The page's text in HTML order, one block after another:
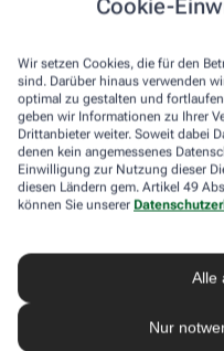
Cookie-
Wir setzen Cookies, die für den
sind. Darüber hinaus verwenden
optimal zu gestalten und
geben wir Informationen zu Ihrer
Drittanbieter weiter. Soweit dabei
denen kein angemessenes
Einwilligung zur Nutzung dieser
diesen Ländern gem. Artikel 49
können Sie unserer
Alle
Nur
die Lymphe in die
Wer bei Schmuddelwetter
Immunsystem mit kalt-
bringen und die Anfälligkeit
Kältereiz kurbelt die
Schwung, je regelmäßiger
unempfindlicher reagiert der
die großen
Dusche. Anschließend die
stellen und den Wasserstrahl
Hüfte führen und auf der